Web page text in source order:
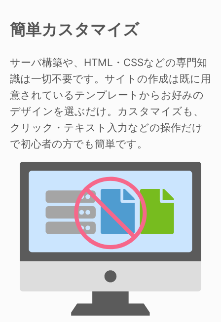
簡単カスタマイズ
サーバ構築や、HTML・CSSなどの専門知
識は一切不要です。サイトの作成は既に用
意されているテンプレートからお好みの
デザインを選ぶだけ。カスタマイズも、
クリック・テキスト入力などの操作だけ
で初心者の方でも簡単です。